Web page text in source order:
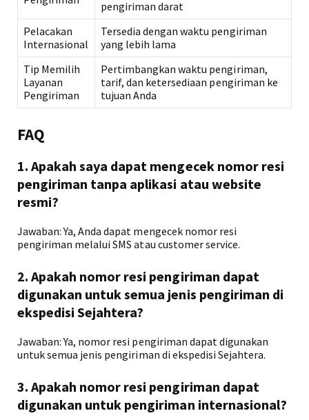
pengiriman darat
Pelacakan
Internasional
Tersedia dengan waktu pengiriman
yang lebih lama
Tip Memilih
Layanan
Pengiriman
Pertimbangkan waktu pengiriman,
tarif, dan ketersediaan pengiriman ke
tujuan Anda
FAQ
1. Apakah saya dapat mengecek nomor resi
pengiriman tanpa aplikasi atau website
resmi?
Jawaban: Ya, Anda dapat mengecek nomor resi
pengiriman melalui SMS atau customer service.
2. Apakah nomor resi pengiriman dapat
digunakan untuk semua jenis pengiriman di
ekspedisi Sejahtera?
Jawaban: Ya, nomor resi pengiriman dapat digunakan
untuk semua jenis pengiriman di ekspedisi Sejahtera.
3. Apakah nomor resi pengiriman dapat
digunakan untuk pengiriman internasional?